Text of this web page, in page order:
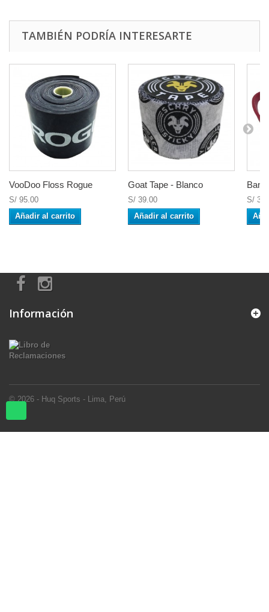
TAMBIÉN PODRÍA INTERESARTE
VooDoo Floss Rogue
S/ 95.00
Añadir al carrito
Goat Tape - Blanco
S/ 39.00
Añadir al carrito
S/
Información
© 2026 - Huq Sports - Lima, Perú